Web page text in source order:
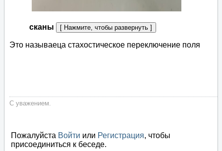
сканы
Это называеца стахостическое переключение поля
С уважением.
Пожалуйста Войти или Регистрация, чтобы
присоединиться к беседе.